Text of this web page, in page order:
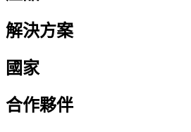
解決方案​​
國家​​
合作夥伴​​